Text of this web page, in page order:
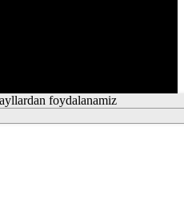
foydalanamiz